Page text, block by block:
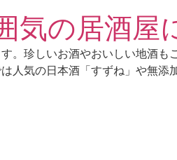
気の居酒屋
。珍しいお酒やおいしい地酒も
人気の日本酒「すずね」や無添